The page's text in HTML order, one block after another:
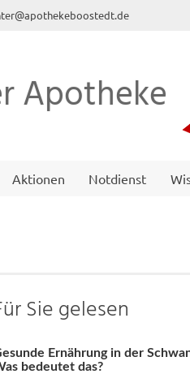
Apotheke
Aktionen Notdienst
Sie gelesen
Ernährung in der
bedeutet das?